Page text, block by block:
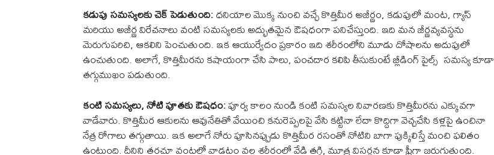
కడుపు సమస్యలకు చెక్ పెడుతుంది:ధనియాల మొక్క నుంచి వచ్చే కొత్తిమీర అజీర్ణం, కడుపులో మంట, గ్యాస్
మరియు అజీర్ణ విరేచనాలు వంటి సమస్యలకు అద్భుతమైన ఔషధంగా పనిచేస్తుంది. ఇది మన జీర్ణవ్యవస్థను
మెరుగుపరిచి, ఆకలిని పెంచుతుంది. ఇక ఆయుర్వేదం ప్రకారం ఇది శరీరంలోని మూడు దోషాలను అదుపులో
ఉంచుతుంది. అలాగే, కొత్తిమీరను కషాయంగా చేసి పాలు, పంచదార కలిపి తీసుకుంటే బ్లీడింగ్ పైల్స్ సమస్య కూడా
తగ్గుముఖం పడుతుంది.
కంటి సమస్యలు, నోటి పూతకు ఔషధం:పూర్వ కాలం నుండి కంటి సమస్యల నివారణకు కొత్తిమీరను ఎక్కువగా
వాడేవారు. కొత్తిమీర ఆకులను ఆవునేతితో వేయించి కనురెప్పలపై వేసి కట్టినా లేదా కొద్దిగా వెచ్చచేసి కళ్లపై ఉంచినా
నేత్ర రోగాలు తగ్గుతాయి. ఇక అలాగే నోరు పూసినప్పుడు కొత్తిమీర రసంతో నోటిని బాగా పుక్కిలిస్తే మంచి ఫలితం
ఉంటుంది. దీనిని తరచూ వంటల్లో వాడటం వల్ల శరీరంలో వేడి తగ్గి, మూత్ర విసర్జన కూడా ఫ్రీగా జరుగుతుంది.